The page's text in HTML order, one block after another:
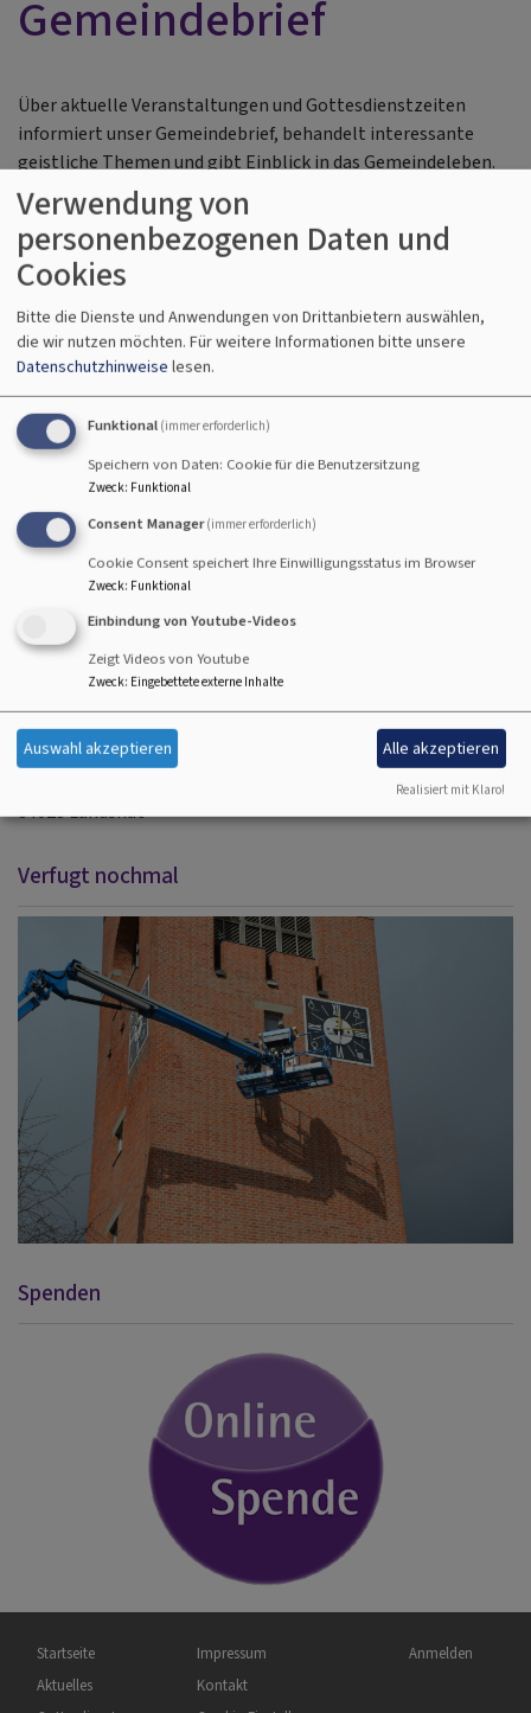
Gemeindebrief
Über aktuelle Veranstaltungen und Gottesdienstzeiten
informiert unser Gemeindebrief, behandelt interessante
geistliche Themen und gibt Einblick in das Gemeindeleben.
Er erscheint sechsmal im Jahr.
Der Gemeindebrief wird, so weit es möglich ist, von
ehrenamtlichen Austrägern zu den Gemeindegliedern
gebracht. Sollte dabei ausnahmsweise jemand übersehen
werden, ist eine kurze Nachricht ansPfarramthilfreich.
Öffnungszeiten Pfarramt Erlöserkirche
Montag 14:00 - 17:30 Uhr
Donnerstag 14:00 - 17:30 Uhr
Freitag 9:00 - 13.00 Uhr
Telefon: 0871 - 515 05
E-Mail:pfarramt.erloeserkirche-la@elkb.de
84028 Landshut
Verfugt nochmal
Spenden
Hauptnavigation
Startseite
Aktuelles
Fußbereichsmenü
Impressum
Kontakt
Benutzermenü
Anmelden
Verwendung von
personenbezogenen Daten und
Cookies
Bitte die Dienste und Anwendungen von Drittanbietern auswählen,
die wir nutzen möchten. Für weitere Informationen bitte unsere
Datenschutzhinweise lesen.
Funktional (immer erforderlich)
Speichern von Daten: Cookie für die Benutzersitzung
Zweck: Funktional
Consent Manager (immer erforderlich)
Cookie Consent speichert Ihre Einwilligungsstatus im Browser
Zweck: Funktional
Einbindung von Youtube-Videos
Zeigt Videos von Youtube
Zweck: Eingebettete externe Inhalte
Auswahl akzeptieren Alle akzeptieren
Realisiert mit Klaro!